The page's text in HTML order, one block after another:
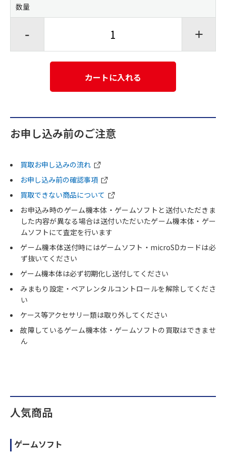
数量
- +
カートに入れる
お申し込み前のご注意
買取お申し込みの流れ
お申し込み前の確認事項
買取できない商品について
お申込み時のゲーム機本体・ゲームソフトと送付いただきま
した内容が異なる場合は送付いただいたゲーム機本体・ゲー
ムソフトにて査定を行います
ゲーム機本体送付時にはゲームソフト・microSDカードは必
ず抜いてください
ゲーム機本体は必ず初期化し送付してください
みまもり設定・ペアレンタルコントロールを解除してくださ
い
ケース等アクセサリー類は取り外してください
故障しているゲーム機本体・ゲームソフトの買取はできませ
ん
人気商品
ゲームソフト